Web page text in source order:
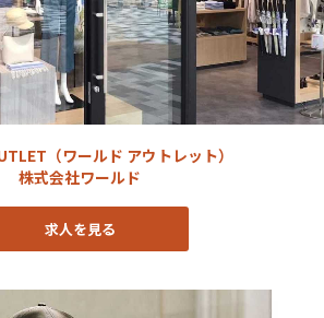
（ワールド アウトレット）
株式会社ワールド
求人を見る